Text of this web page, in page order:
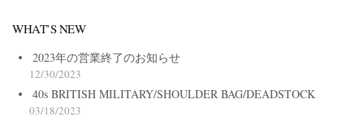
WHAT’S NEW
2023年の営業終了のお知らせ
12/30/2023
40s BRITISH MILITARY/SHOULDER BAG/DEADSTOCK
03/18/2023